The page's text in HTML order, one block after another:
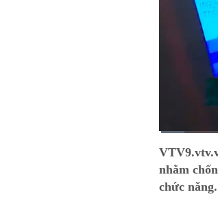
nhằm
chức năng.